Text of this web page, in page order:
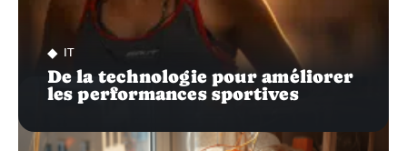
IT
De la technologie pour améliorer
les performances sportives